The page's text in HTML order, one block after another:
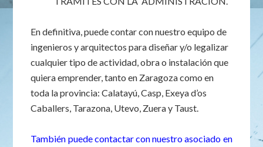
En definitiva, puede contar con nuestro equipo de
ingenieros y arquitectos para diseñar y/o legalizar
cualquier tipo de actividad, obra o instalación que
quiera emprender, tanto en Zaragoza como en
toda la provincia: Calatayú, Casp, Exeya d’os
Caballers, Tarazona, Utevo, Zuera y Taust.
También puede contactar con nuestro asociado en